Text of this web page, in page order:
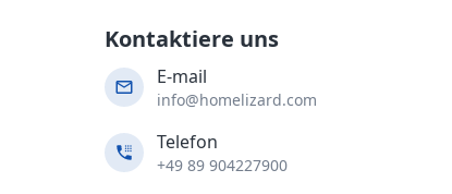
Kontaktiere uns
E-mail
info@homelizard.com
Telefon
+49 89 904227900